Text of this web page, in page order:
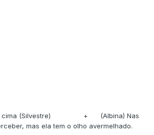
de cima (Silvestre) + (Albina) Nas
mas ela tem o olho avermelhado.